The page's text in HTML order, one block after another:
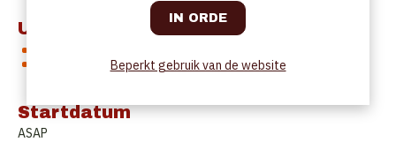
Uurrooster
Vrije dagen: zaterdagmiddag - zondag - maandag -
Startdatum
ASAP
Beperkt gebruik van de website